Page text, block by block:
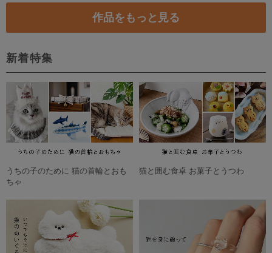
作品をもっと見る
新着特集
うちの子のために 猫の首輪とおも
ちゃ
猫と囲む食卓 お菓子とうつわ